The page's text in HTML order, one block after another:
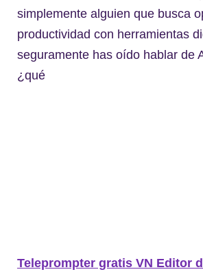
simplemente alguien que busca
productividad con herramientas
seguramente has oído hablar de
¿qué
Teleprompter gratis VN Editor